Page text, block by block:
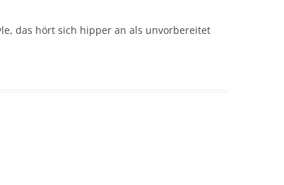
das hört sich hipper an als unvorbereitet